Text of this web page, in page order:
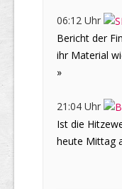
06:12 Uhr
Bericht der
ihr Material
»
21:04 Uhr
Ist die
heute Mittag